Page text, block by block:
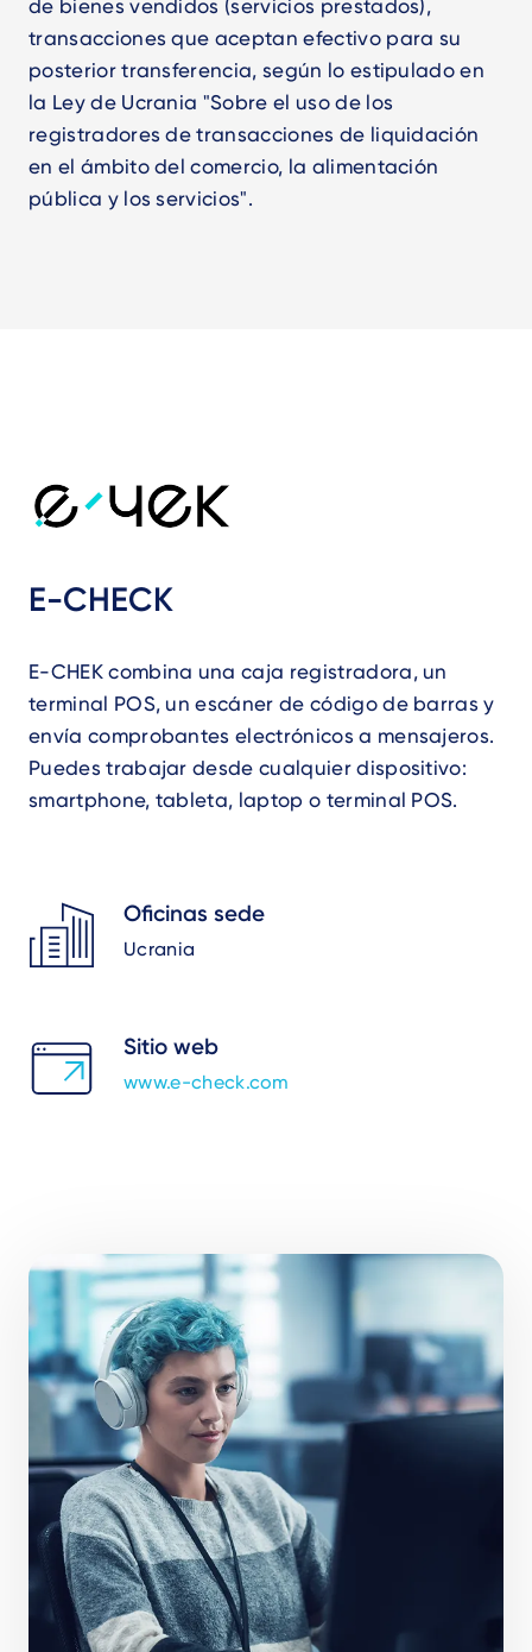
de bienes vendidos (servicios prestados),
transacciones que aceptan efectivo para su
posterior transferencia, según lo estipulado en
la Ley de Ucrania "Sobre el uso de los
registradores de transacciones de liquidación
en el ámbito del comercio, la alimentación
pública y los servicios".
E-CHECK
E-CHEK combina una caja registradora, un
terminal POS, un escáner de código de barras y
envía comprobantes electrónicos a mensajeros.
Puedes trabajar desde cualquier dispositivo:
smartphone, tableta, laptop o terminal POS.
Oficinas sede
Ucrania
Sitio web
www.e-check.com